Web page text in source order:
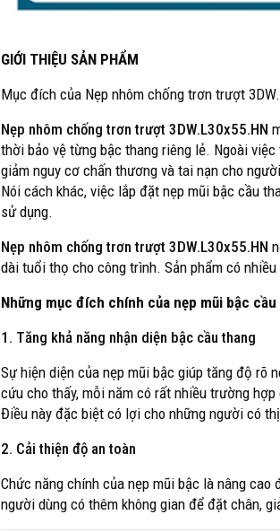
GIỚI THIỆU SẢN PHẨM
Mục đích của Nẹp nhôm chống trơn trượt
Nẹp nhôm chống trơn trượt 3DW.L30x55.HN
thời bảo vệ từng bậc thang riêng lẻ. Ngoài
giảm nguy cơ chấn thương và tai nạn cho
Nói cách khác, việc lắp đặt nẹp mũi bậc cầu
sử dụng.
Nẹp nhôm chống trơn trượt 3DW.L30x55.HN
dài tuổi thọ cho công trình. Sản phẩm có
Những mục đích chính của nẹp mũi bậc
1. Tăng khả năng nhận diện bậc cầu thang
Sự hiện diện của nẹp mũi bậc giúp tăng độ rõ
cứu cho thấy, mỗi năm có rất nhiều trường
Điều này đặc biệt có lợi cho những người có
2. Cải thiện độ an toàn
Chức năng chính của nẹp mũi bậc là nâng
người dùng có thêm không gian để đặt chân,